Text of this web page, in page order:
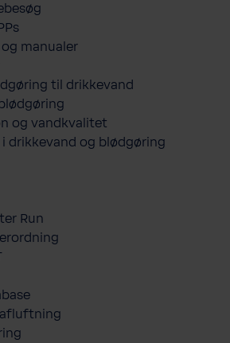
manualer
til drikkevand
og vand­kva­litet
drikkevand og blødgøring
Run